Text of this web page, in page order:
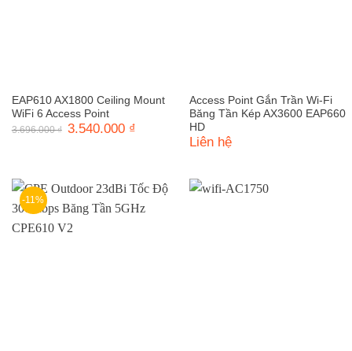
EAP610 AX1800 Ceiling Mount
WiFi 6 Access Point
3.696.000₫ Giá
3.540.000 ₫
Access Point Gắn Trần Wi-Fi
Băng Tần Kép AX3600 EAP660
HD
Liên hệ
-11%